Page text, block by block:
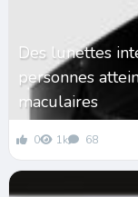
Des lunettes
personnes
maculaires
0 1k 68